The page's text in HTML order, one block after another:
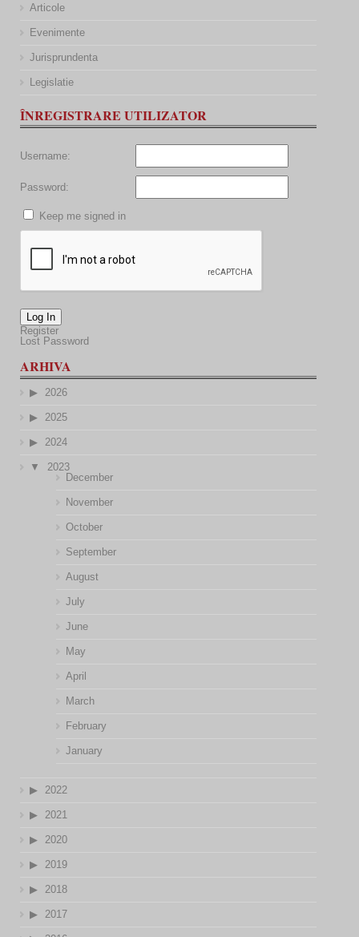
Articole
Evenimente
Jurisprundenta
Legislatie
ÎNREGISTRARE UTILIZATOR
Username:
Password:
Keep me signed in
Log In
Register
Lost Password
ARHIVA
2026
2025
2024
2023
December
November
October
September
August
July
June
May
April
March
February
January
2022
2021
2020
2019
2018
2017